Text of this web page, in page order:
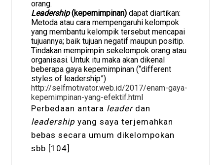
orang.
Leadership(kepemimpinan) dapat diartikan:
Metoda atau cara mempengaruhi kelompok
yang membantu kelompik tersebut mencapai
tujuannya; baik tujuan negatif maupun positip.
Tindakan mempimpin sekelompok orang atau
organisasi. Untuk itu maka akan dikenal
beberapa gaya kepemimpinan (“different
styles of leadership”)
http://selfmotivator.web.id/2017/enam-gaya-
kepemimpinan-yang-efektif.html
Perbedaan antara leaderdan
leadership yang saya terjemahkan
bebas secara umum dikelompokan
sbb [104]